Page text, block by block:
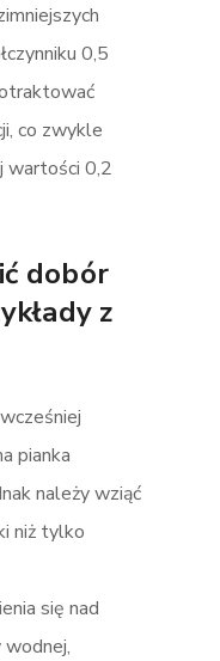
0,5
co zwykle
wartości 0,2
dobór
z
pianka
należy wziąć
niż tylko
się nad
wodnej,